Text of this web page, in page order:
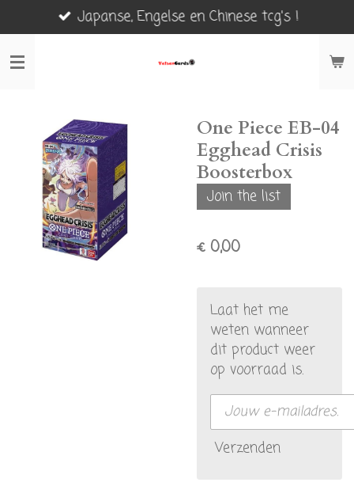
direct
naar
Japanse, Engelse en Chinese tcg's !
One Piece EB-04
Egghead Crisis
Boosterbox
Join the list
€ 0,00
Laat het me
weten wanneer
dit product weer
op voorraad is.
Verzenden